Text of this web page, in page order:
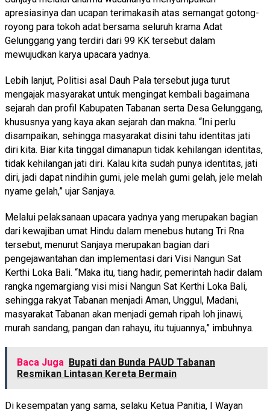
apresiasinya dan ucapan terimakasih atas semangat gotong-
royong para tokoh adat bersama seluruh krama Adat
Gelunggang yang terdiri dari 99 KK tersebut dalam
mewujudkan karya upacara yadnya.
Lebih lanjut, Politisi asal Dauh Pala tersebut juga turut
mengajak masyarakat untuk mengingat kembali bagaimana
sejarah dan profil Kabupaten Tabanan serta Desa Gelunggang,
khususnya yang kaya akan sejarah dan makna. “Ini perlu
disampaikan, sehingga masyarakat disini tahu identitas jati
diri kita. Biar kita tinggal dimanapun tidak kehilangan identitas,
tidak kehilangan jati diri. Kalau kita sudah punya identitas, jati
diri, jadi dapat nindihin gumi, jele melah gumi gelah, jele melah
nyame gelah,” ujar Sanjaya.
Melalui pelaksanaan upacara yadnya yang merupakan bagian
dari kewajiban umat Hindu dalam menebus hutang Tri Rna
tersebut, menurut Sanjaya merupakan bagian dari
pengejawantahan dan implementasi dari Visi Nangun Sat
Kerthi Loka Bali. “Maka itu, tiang hadir, pemerintah hadir dalam
rangka ngemargiang visi misi Nangun Sat Kerthi Loka Bali,
sehingga rakyat Tabanan menjadi Aman, Unggul, Madani,
masyarakat Tabanan akan menjadi gemah ripah loh jinawi,
murah sandang, pangan dan rahayu, itu tujuannya,” imbuhnya.
Baca Juga Bupati dan Bunda PAUD Tabanan
Resmikan Lintasan Kereta Bermain
Di kesempatan yang sama, selaku Ketua Panitia, I Wayan